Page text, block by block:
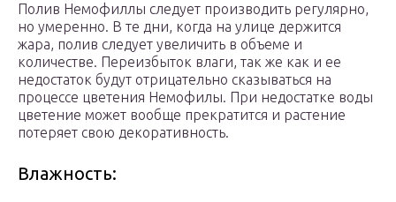
Полив Немофиллы следует производить регулярно,
но умеренно. В те дни, когда на улице держится
жара, полив следует увеличить в объеме и
количестве. Переизбыток влаги, так же как и ее
недостаток будут отрицательно сказываться на
процессе цветения Немофилы. При недостатке воды
цветение может вообще прекратится и растение
потеряет свою декоративность.
Влажность: